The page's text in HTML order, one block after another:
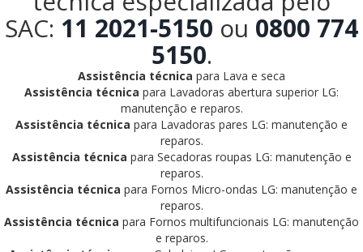
SAC: 11 2021-5150 ou 0800 774
5150.
Assistência técnica para Lava e seca
Assistência técnica para Lavadoras abertura superior LG:
manutenção e reparos.
Assistência técnica para Lavadoras pares LG: manutenção e
reparos.
Assistência técnica para Secadoras roupas LG: manutenção e
reparos.
Assistência técnica para Fornos Micro-ondas LG: manutenção e
reparos.
Assistência técnica para Fornos multifuncionais LG: manutenção
e reparos.